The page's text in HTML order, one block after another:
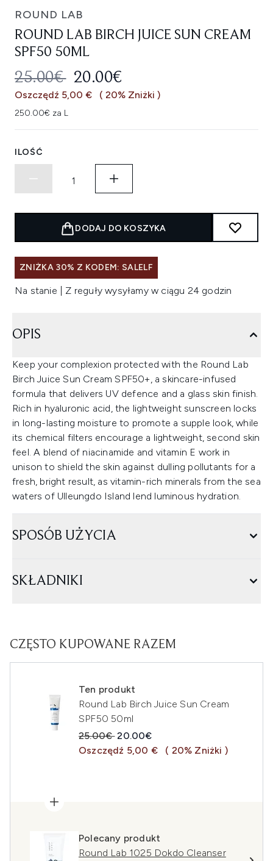
ROUND LAB
ROUND LAB BIRCH JUICE SUN CREAM
SPF50 50ML
SUGEROWANA CENA
25.00€ AKTUALNA CENA:
20.00€
Oszczędź 5,00 € ( 20% Zniżki )
250.00€ za L
ILOŚĆ
DODAJ DO KOSZYKA
ZNIŻKA 30% Z KODEM: SALELF
Na stanie | Z reguły wysyłamy w ciągu 24 godzin
OPIS
Keep your complexion protected with the Round Lab
Birch Juice Sun Cream SPF50+, a skincare-infused
formula that delivers UV defence and a glass skin finish.
Rich in hyaluronic acid, the lightweight sunscreen locks
in long-lasting moisture to promote a supple look, while
its chemical filters encourage a lightweight, second skin
feel. A blend of niacinamide and vitamin E work in
unison to shield the skin against dulling pollutants for a
fresh, bright result, as vitamin-rich minerals from the sea
waters of Ulleungdo Island lend luminous hydration.
SPOSÓB UŻYCIA
SKŁADNIKI
CZĘSTO KUPOWANE RAZEM
Ten produkt
Round Lab Birch Juice Sun Cream
SPF50 50ml
Sugerowana cena detaliczna:
25.00€Aktualna cena:
20.00€
Oszczędź 5,00 €
( 20% Zniżki )
Polecany produkt
Round Lab 1025 Dokdo Cleanser